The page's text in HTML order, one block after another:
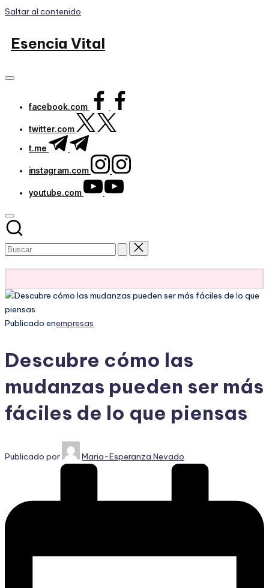
Saltar al contenido
Esencia Vital
facebook.com
twitter.com
t.me
instagram.com
youtube.com
Publicado enempresas
Descubre cómo las
mudanzas pueden ser más
fáciles de lo que piensas
Publicado por Maria-Esperanza Nevado